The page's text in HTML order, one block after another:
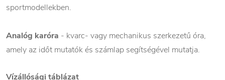
sportmodellekben.
Analóg karóra - kvarc- vagy mechanikus szerkezetű óra,
amely az időt mutatók és számlap segítségével mutatja.
Vízállósági táblázat